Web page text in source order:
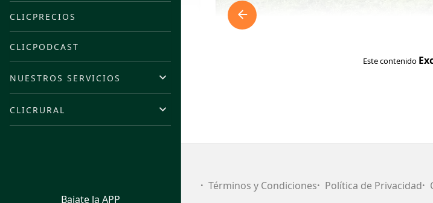
CLICPRECIOS
CLICPODCAST
NUESTROS SERVICIOS
CLICRURAL
Bajate la APP
Este contenido
Términos y Condiciones Política de Privacidad